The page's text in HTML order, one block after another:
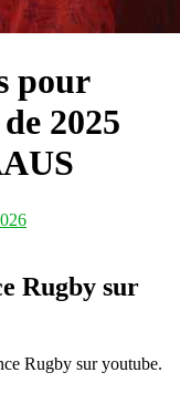
pour
2025
Rugby sur
Rugby sur youtube.